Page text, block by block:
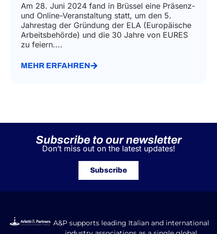
Am 28. Juni 2024 fand in Brüssel eine Präsenz-
und Online-Veranstaltung statt, um den 5.
Jahrestag der Gründung der ELA (Europäische
Arbeitsbehörde) und die 30 Jahre von EURES
zu feiern....
MEHR ERFAHREN
Subscribe to our newsletter
Don’t miss out on the latest updates!
Subscribe
A&P supports leading Italian and international